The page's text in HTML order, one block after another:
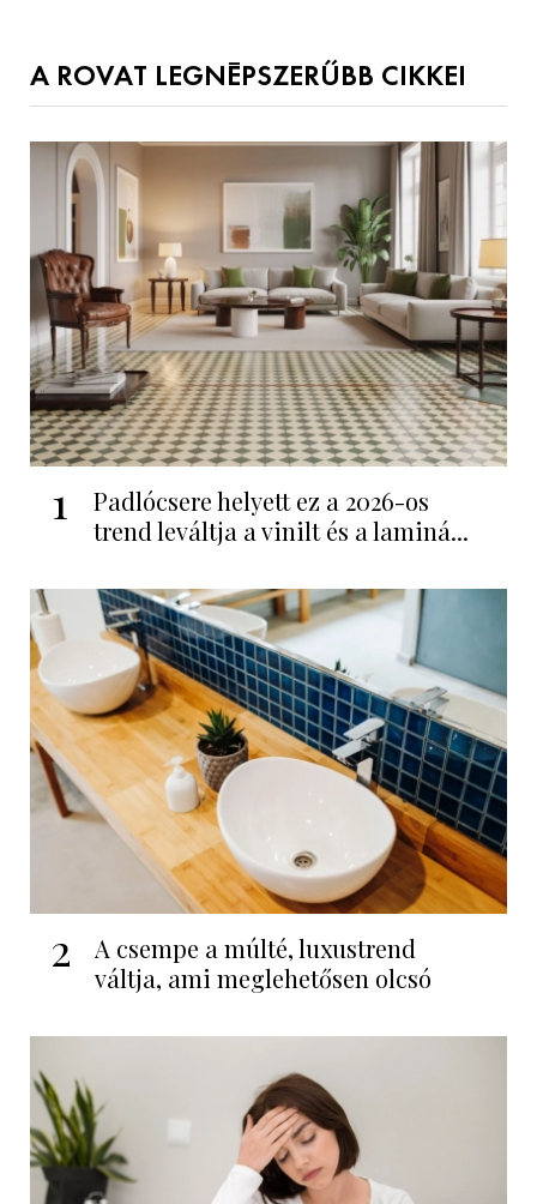
A ROVAT LEGNÉPSZERŰBB CIKKEI
1
Padlócsere helyett ez a 2026-os
trend leváltja a vinilt és a laminá...
2
A csempe a múlté, luxustrend
váltja, ami meglehetősen olcsó